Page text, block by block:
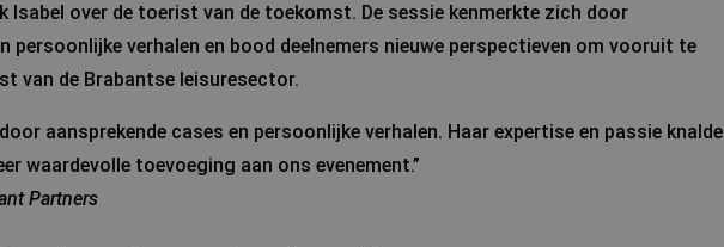
Isabel over de toerist van de toekomst. De sessie kenmerkte zich door
persoonlijke verhalen en bood deelnemers nieuwe perspectieven om vooruit te
van de Brabantse leisuresector.
aansprekende cases en persoonlijke verhalen. Haar expertise en passie knalde
waardevolle toevoeging aan ons evenement.”
Partners